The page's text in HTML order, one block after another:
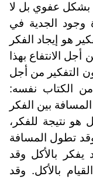
بشكل عفوي بل لا
وجود الجدية في
هو إيجاد الفكر
الانتفاع بهذا
التفكير من أجل
الكتاب نفسه:
بين الفكر
نتيجة للفكر،
تطول المسافة
بالأكل وقد
بالأكل. وقد